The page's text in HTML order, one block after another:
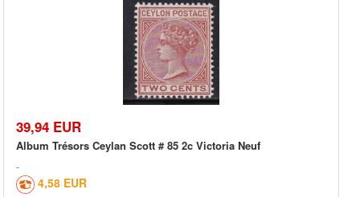
39,94 EUR
Album Trésors Ceylan Scott # 85 2c Victoria Neuf
4,58 EUR